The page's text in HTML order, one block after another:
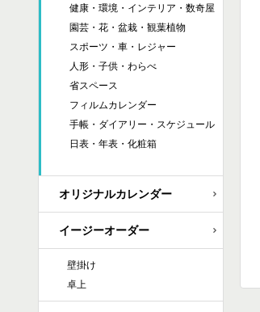
健康・環境・インテリア・数奇屋
園芸・花・盆栽・観葉植物
スポーツ・車・レジャー
人形・子供・わらべ
省スペース
フィルムカレンダー
手帳・ダイアリー・スケジュール
日表・年表・化粧箱
オリジナルカレンダー
イージーオーダー
壁掛け
卓上